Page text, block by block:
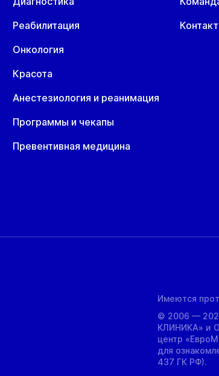
Реабилитация
Онкология
Красота
Анестезиология и реанимация
Программы и чекапы
Превентивная медицина
Имеются
© 2006 —
КЛИНИКА» и
центр
для
437 ГК РФ).